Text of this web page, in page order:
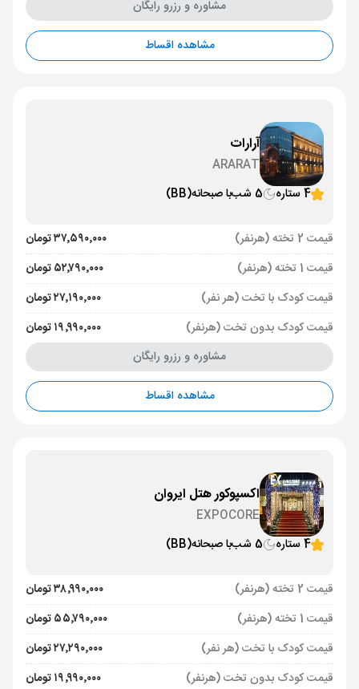
مشاوره و رزرو رایگان
مشاهده اقساط
آرارات
ARARAT
4 ستاره
5 شب با صبحانه(BB)
قیمت 2 تخته (هرنفر)
۳۷٬۵۹۰٬۰۰۰ تومان
قیمت 1 تخته (هرنفر)
۵۲٬۷۹۰٬۰۰۰ تومان
قیمت کودک با تخت (هر نفر)
۲۷٬۱۹۰٬۰۰۰ تومان
قیمت کودک بدون تخت (هرنفر)
۱۹٬۹۹۰٬۰۰۰ تومان
مشاوره و رزرو رایگان
مشاهده اقساط
اکسپوکور هتل ایروان
EXPOCORE
4 ستاره
5 شب با صبحانه(BB)
قیمت 2 تخته (هرنفر)
۳۸٬۹۹۰٬۰۰۰ تومان
قیمت 1 تخته (هرنفر)
۵۵٬۷۹۰٬۰۰۰ تومان
قیمت کودک با تخت (هر نفر)
۲۷٬۲۹۰٬۰۰۰ تومان
قیمت کودک بدون تخت (هرنفر)
۱۹٬۹۹۰٬۰۰۰ تومان